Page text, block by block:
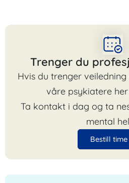
Trenger du
Hvis du trenger
våre psykiatere
Ta kontakt i dag og ta
mental
Bestill